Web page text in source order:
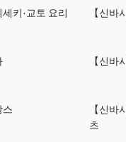
세키·교토 요리
【신바
【신바
스
【신바
츠